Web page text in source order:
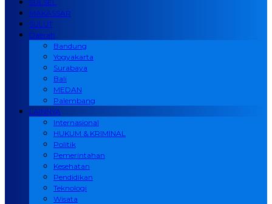
SULSEL
MAKASSAR
SULUT
Daerah
Bandung
Yogyakarta
Surabaya
Bali
MEDAN
Palembang
LAINNYA
Internasional
HUKUM & KRIMINAL
Politik
Pemerintahan
Kesehatan
Pendidikan
Teknologi
Wisata